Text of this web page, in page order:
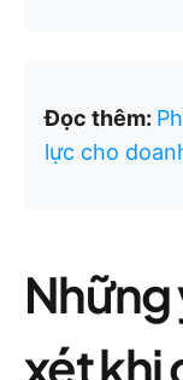
Đọc thêm:
lực cho
Những
xét khi